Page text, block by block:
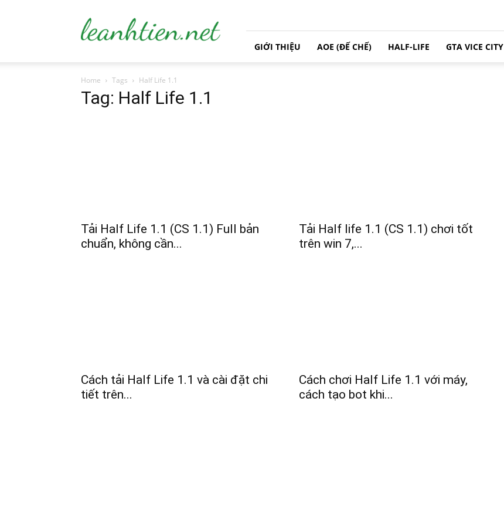
GIỚI THIỆU AOE (ĐẾ CHẾ) HALF-LIFE GTA VICE CITY
Home Tags Half Life 1.1
Tag: Half Life 1.1
Tải Half Life 1.1 (CS 1.1) Full bản
chuẩn, không cần...
Tải Half life 1.1 (CS 1.1) chơi tốt
trên win 7,...
Cách tải Half Life 1.1 và cài đặt chi
tiết trên...
Cách chơi Half Life 1.1 với máy,
cách tạo bot khi...